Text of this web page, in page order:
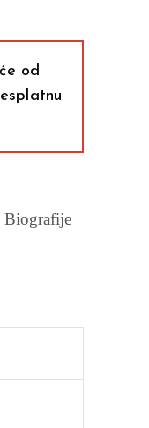
od
Biografije